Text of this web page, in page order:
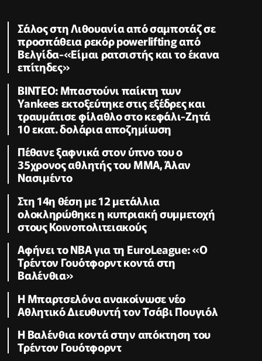
Σάλος στη Λιθουανία από σαμποτάζ σε
προσπάθεια ρεκόρ powerlifting από
Βελγίδα-«Είμαι ρατσιστής και το έκανα
επίτηδες»
ΒΙΝΤΕΟ: Μπαστούνι παίκτη των
Yankees εκτοξεύτηκε στις εξέδρες και
τραυμάτισε φίλαθλο στο κεφάλι-Ζητά
10 εκατ. δολάρια αποζημίωση
Πέθανε ξαφνικά στον ύπνο του ο
35χρονος αθλητής του ΜΜΑ, Άλαν
Νασιμέντο
Στη 14η θέση με 12 μετάλλια
ολοκληρώθηκε η κυπριακή συμμετοχή
στους Κοινοπολιτειακούς
Αφήνει το NBA για τη EuroLeague: «Ο
Τρέντον Γουότφορντ κοντά στη
Βαλένθια»
Η Μπαρτσελόνα ανακοίνωσε νέο
Αθλητικό Διευθυντή τον Τσάβι Πουγιόλ
Η Βαλένθια κοντά στην απόκτηση του
Τρέντον Γουότφορντ